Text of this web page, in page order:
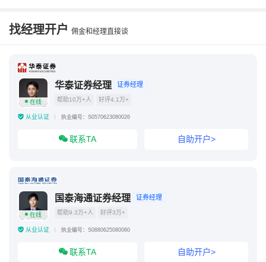
找经理开户 佣金和经理直接谈
在线
华泰证券经理 证券经理
帮助10万+人 好评4.1万+
从业认证 执业编号：S0570623080026
联系TA 自助开户>
在线
国泰海通证券经理 证券经理
帮助9.3万+人 好评3万+
从业认证 执业编号：S0880625080060
联系TA 自助开户>